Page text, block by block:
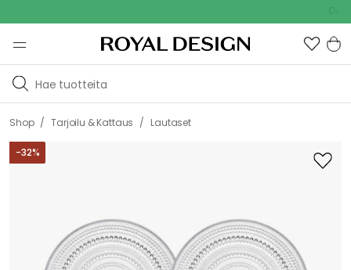
Outdoor
Shop / Tarjoilu & Kattaus / Lautaset
-32%